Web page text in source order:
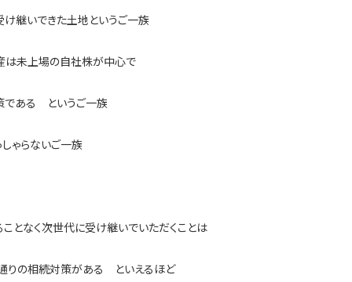
継いできた土地というご一族
未上場の自社株が中心で
である というご一族
ゃらないご一族
となく次世代に受け継いでいただくことは
りの相続対策がある といえるほど